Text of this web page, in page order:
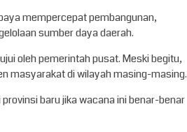
mempercepat pembangunan,
sumber daya daerah.
oleh pemerintah pusat. Meski begitu,
masyarakat di wilayah masing-masing.
baru jika wacana ini benar-benar